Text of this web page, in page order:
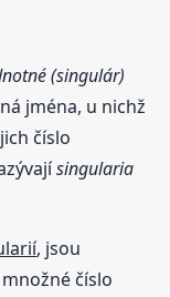
(singulár)
jména, u nichž
číslo
singularia
, jsou
číslo